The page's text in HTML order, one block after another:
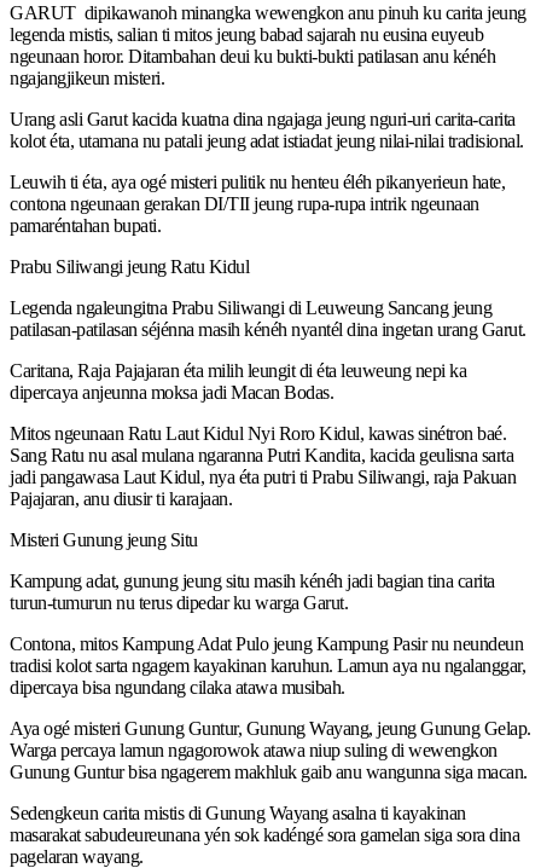
GARUT dipikawanoh minangka wewengkon anu pinuh ku carita jeung
legenda mistis, salian ti mitos jeung babad sajarah nu eusina euyeub
ngeunaan horor. Ditambahan deui ku bukti-bukti patilasan anu kénéh
ngajangjikeun misteri.
Urang asli Garut kacida kuatna dina ngajaga jeung nguri-uri carita-carita
kolot éta, utamana nu patali jeung adat istiadat jeung nilai-nilai tradisional.
Leuwih ti éta, aya ogé misteri pulitik nu henteu éléh pikanyerieun hate,
contona ngeunaan gerakan DI/TII jeung rupa-rupa intrik ngeunaan
pamaréntahan bupati.
Prabu Siliwangi jeung Ratu Kidul
Legenda ngaleungitna Prabu Siliwangi di Leuweung Sancang jeung
patilasan-patilasan séjénna masih kénéh nyantél dina ingetan urang Garut.
Caritana, Raja Pajajaran éta milih leungit di éta leuweung nepi ka
dipercaya anjeunna moksa jadi Macan Bodas.
Mitos ngeunaan Ratu Laut Kidul Nyi Roro Kidul, kawas sinétron baé.
Sang Ratu nu asal mulana ngaranna Putri Kandita, kacida geulisna sarta
jadi pangawasa Laut Kidul, nya éta putri ti Prabu Siliwangi, raja Pakuan
Pajajaran, anu diusir ti karajaan.
Misteri Gunung jeung Situ
Kampung adat, gunung jeung situ masih kénéh jadi bagian tina carita
turun-tumurun nu terus dipedar ku warga Garut.
Contona, mitos Kampung Adat Pulo jeung Kampung Pasir nu neundeun
tradisi kolot sarta ngagem kayakinan karuhun. Lamun aya nu ngalanggar,
dipercaya bisa ngundang cilaka atawa musibah.
Aya ogé misteri Gunung Guntur, Gunung Wayang, jeung Gunung Gelap.
Warga percaya lamun ngagorowok atawa niup suling di wewengkon
Gunung Guntur bisa ngagerem makhluk gaib anu wangunna siga macan.
Sedengkeun carita mistis di Gunung Wayang asalna ti kayakinan
masarakat sabudeureunana yén sok kadéngé sora gamelan siga sora dina
pagelaran wayang.